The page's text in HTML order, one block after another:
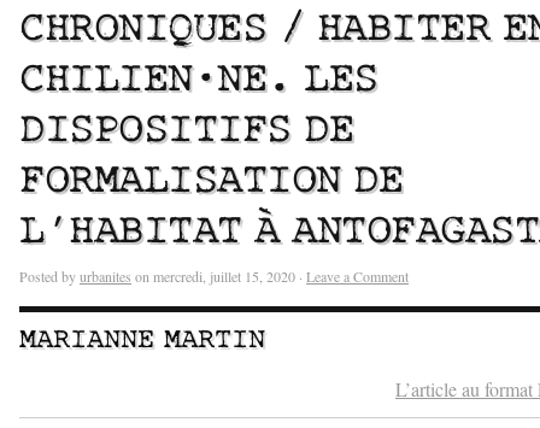
CHRONIQUES / HABITER
CHILIEN·NE. LES
DISPOSITIFS DE
FORMALISATION DE
L’HABITAT À
Posted byurbanites on mercredi, juillet 15, 2020 · Leave a Comment
MARIANNE MARTIN
L’article au